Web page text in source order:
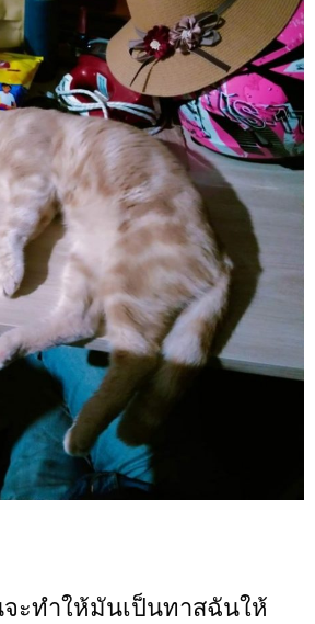
ะทำให้มันเป็นทาสฉันให้